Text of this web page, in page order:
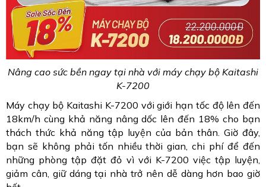
Nâng cao sức bền ngay tại nhà với máy chạy bộ Kaitashi
K-7200
Máy chạy bộ Kaitashi K-7200 với giới hạn tốc độ lên đến
18km/h cùng khả năng nâng dốc lên đến 18% cho bạn
thách thức khả năng tập luyện của bản thân. Giờ đây,
bạn sẽ không phải tốn nhiều thời gian, chi phí để đến
những phòng tập đặt đỏ vì với K-7200 việc tập luyện,
giảm cân, giữ dáng tại nhà trở nên dễ dàng hơn bao giờ